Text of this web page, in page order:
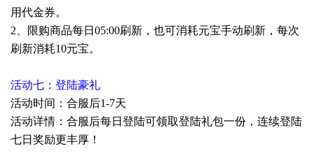
用代金券。
2、限购商品每日05:00刷新，也可消耗元宝手动刷新，每次
刷新消耗10元宝。
活动七：登陆豪礼
活动时间：合服后1-7天
活动详情：合服后每日登陆可领取登陆礼包一份，连续登陆
七日奖励更丰厚！